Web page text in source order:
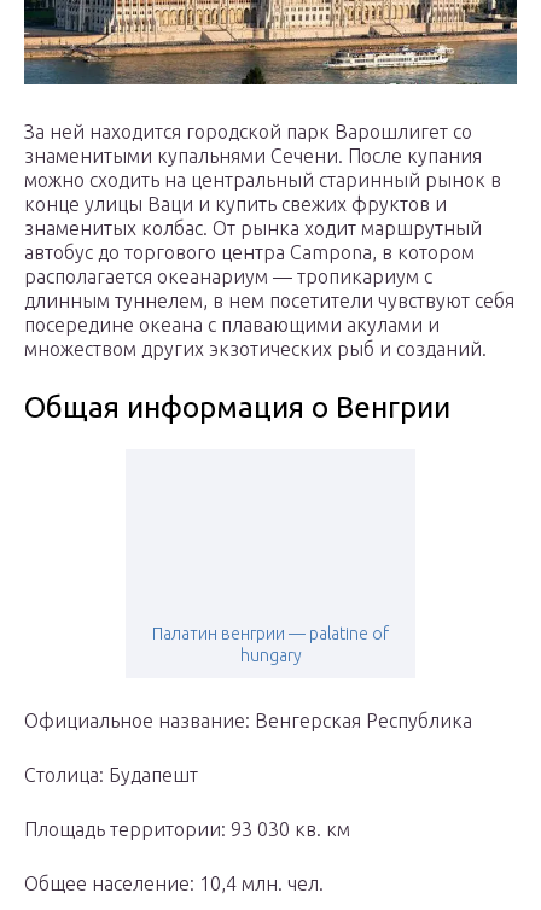
За ней находится городской парк Варошлигет со
знаменитыми купальнями Сечени. После купания
можно сходить на центральный старинный рынок в
конце улицы Ваци и купить свежих фруктов и
знаменитых колбас. От рынка ходит маршрутный
автобус до торгового центра Campona, в котором
располагается океанариум — тропикариум с
длинным туннелем, в нем посетители чувствуют себя
посередине океана с плавающими акулами и
множеством других экзотических рыб и созданий.
Общая информация о Венгрии
Палатин венгрии — palatine of
hungary
Официальное название: Венгерская Республика
Столица: Будапешт
Площадь территории: 93 030 кв. км
Общее население: 10,4 млн. чел.